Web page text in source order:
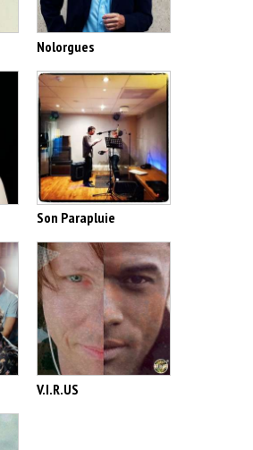
Nolorgues
Son Parapluie
V.I.R.US